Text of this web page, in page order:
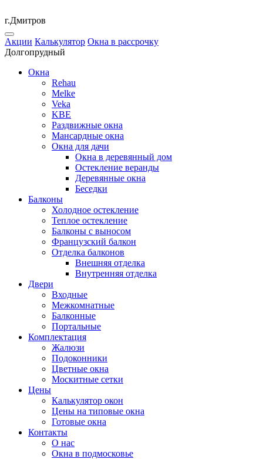
г.Дмитров
Акции Калькулятор Окна в рассрочку
Долгопрудный
Окна
Rehau
Melke
Veka
KBE
Раздвижные окна
Мансардные окна
Окна для дачи
Окна в деревянный дом
Остекление веранды
Деревянные окна
Беседки
Балконы
Холодное остекление
Теплое остекление
Балконы с выносом
Французский балкон
Отделка балконов
Внешняя отделка
Внутренняя отделка
Двери
Входные
Межкомнатные
Балконные
Портальные
Комплектация
Жалюзи
Подоконники
Цветные окна
Москитные сетки
Цены
Калькулятор окон
Цены на типовые окна
Готовые окна
Контакты
О нас
Окна в подмосковье